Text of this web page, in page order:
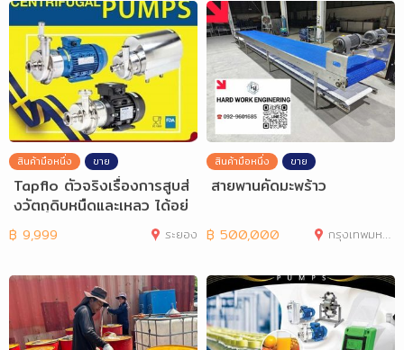
สินค้ามือหนึ่ง ขาย
Tapflo ตัวจริงเรื่องการสูบส่
งวัตถุดิบหนืดและเหลว ได้อย่
างมีค
฿ 9,999 ระยอง
สินค้ามือหนึ่ง ขาย
สายพานคัดมะพร้าว
฿ 500,000 กรุงเทพมหานคร